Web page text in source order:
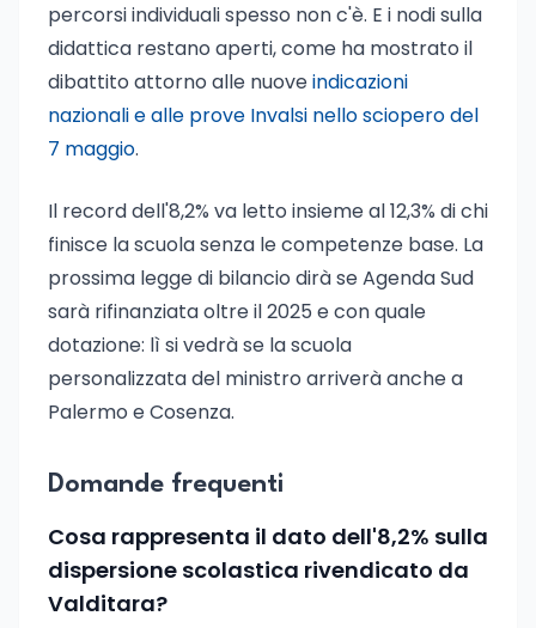
percorsi individuali spesso non c'è. E i nodi sulla
didattica restano aperti, come ha mostrato il
dibattito attorno alle nuoveindicazioni
nazionali e alle prove Invalsi nello sciopero del
7 maggio.
Il record dell'8,2% va letto insieme al 12,3% di chi
finisce la scuola senza le competenze base. La
prossima legge di bilancio dirà se Agenda Sud
sarà rifinanziata oltre il 2025 e con quale
dotazione: lì si vedrà se la scuola
personalizzata del ministro arriverà anche a
Palermo e Cosenza.
Domande frequenti
Cosa rappresenta il dato dell'8,2% sulla
dispersione scolastica rivendicato da
Valditara?